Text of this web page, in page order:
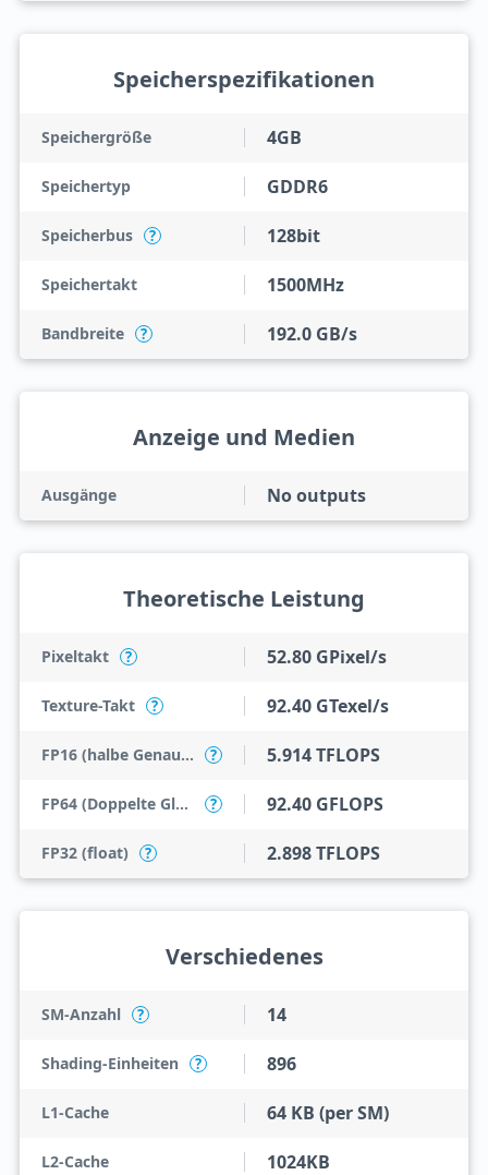
Speicherspezifikationen
Speichergröße 4GB
Speichertyp GDDR6
Speicherbus ? 128bit
Speichertakt 1500MHz
Bandbreite ? 192.0 GB/s
Anzeige und Medien
Ausgänge No outputs
Theoretische Leistung
Pixeltakt ? 52.80 GPixel/s
Texture-Takt ? 92.40 GTexel/s
FP16 (halbe Genauigkeit) ? 5.914 TFLOPS
FP64 (Doppelte Gleitkommazahl) ? 92.40 GFLOPS
FP32 (float) ? 2.898 TFLOPS
Verschiedenes
SM-Anzahl ? 14
Shading-Einheiten ? 896
L1-Cache 64 KB (per SM)
L2-Cache 1024KB